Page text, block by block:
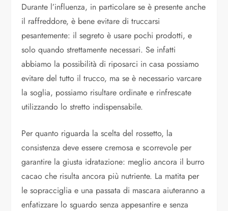
Durante l’influenza, in particolare se è presente anche
il raffreddore, è bene evitare di truccarsi
pesantemente: il segreto è usare pochi prodotti, e
solo quando strettamente necessari. Se infatti
abbiamo la possibilità di riposarci in casa possiamo
evitare del tutto il trucco, ma se è necessario varcare
la soglia, possiamo risultare ordinate e rinfrescate
utilizzando lo stretto indispensabile.
Per quanto riguarda la scelta del rossetto, la
consistenza deve essere cremosa e scorrevole per
garantire la giusta idratazione: meglio ancora il burro
cacao che risulta ancora più nutriente. La matita per
le sopracciglia e una passata di mascara aiuteranno a
enfatizzare lo sguardo senza appesantire e senza